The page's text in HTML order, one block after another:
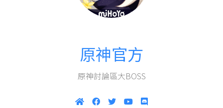
原神官方
原神討論區大BOSS